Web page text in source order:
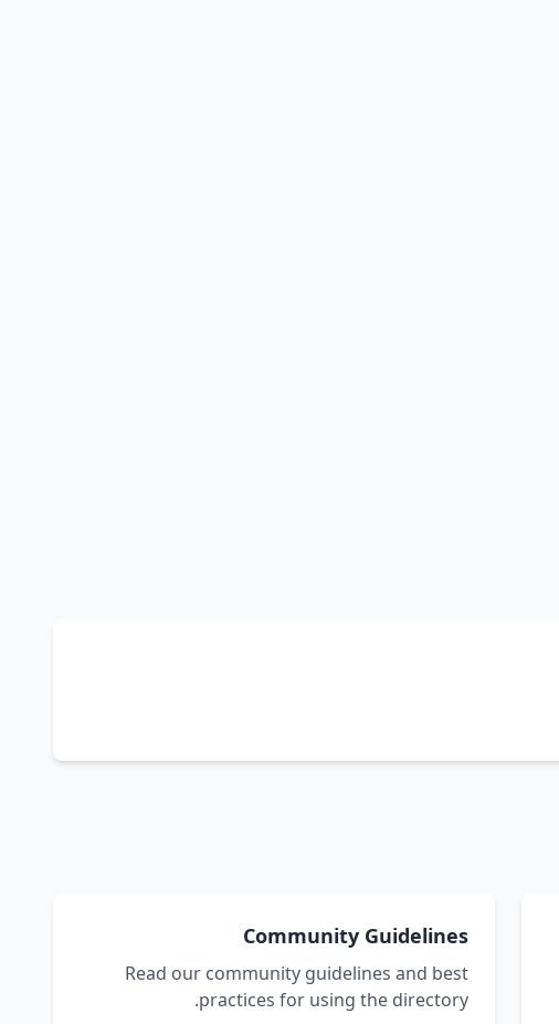
Community Guidelines
Read our community guidelines and best
practices for using the directory.